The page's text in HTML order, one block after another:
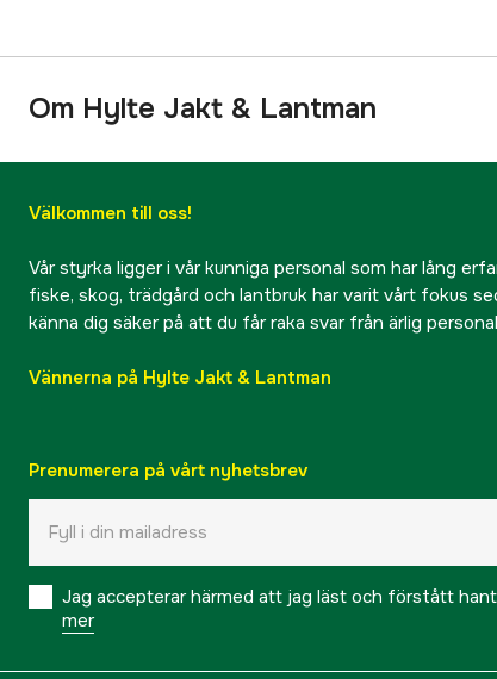
Om Hylte Jakt & Lantman
Välkommen till oss!
Vår styrka ligger i vår kunniga personal som har lång
fiske, skog, trädgård och lantbruk har varit vårt fokus
känna dig säker på att du får raka svar från ärlig
Vännerna på Hylte Jakt & Lantman
Prenumerera på vårt nyhetsbrev
Jag accepterar härmed att jag läst och förstått
mer